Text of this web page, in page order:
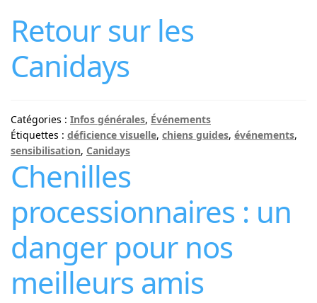
Retour sur les
Canidays
Catégories : Infos générales, Événements
Étiquettes : déficience visuelle, chiens guides, événements,
sensibilisation, Canidays
Chenilles
processionnaires : un
danger pour nos
meilleurs amis